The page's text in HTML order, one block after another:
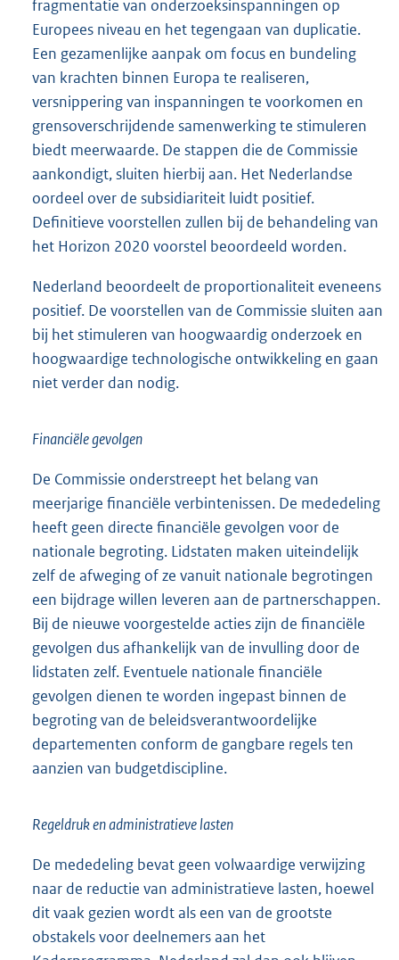
fragmentatie van onderzoeksinspanningen op
Europees niveau en het tegengaan van duplicatie.
Een gezamenlijke aanpak om focus en bundeling
van krachten binnen Europa te realiseren,
versnippering van inspanningen te voorkomen en
grensoverschrijdende samenwerking te stimuleren
biedt meerwaarde. De stappen die de Commissie
aankondigt, sluiten hierbij aan. Het Nederlandse
oordeel over de subsidiariteit luidt positief.
Definitieve voorstellen zullen bij de behandeling van
het Horizon 2020 voorstel beoordeeld worden.
Nederland beoordeelt de proportionaliteit eveneens
positief. De voorstellen van de Commissie sluiten aan
bij het stimuleren van hoogwaardig onderzoek en
hoogwaardige technologische ontwikkeling en gaan
niet verder dan nodig.
Financiële gevolgen
De Commissie onderstreept het belang van
meerjarige financiële verbintenissen. De mededeling
heeft geen directe financiële gevolgen voor de
nationale begroting. Lidstaten maken uiteindelijk
zelf de afweging of ze vanuit nationale begrotingen
een bijdrage willen leveren aan de partnerschappen.
Bij de nieuwe voorgestelde acties zijn de financiële
gevolgen dus afhankelijk van de invulling door de
lidstaten zelf. Eventuele nationale financiële
gevolgen dienen te worden ingepast binnen de
begroting van de beleidsverantwoordelijke
departementen conform de gangbare regels ten
aanzien van budgetdiscipline.
Regeldruk en administratieve lasten
De mededeling bevat geen volwaardige verwijzing
naar de reductie van administratieve lasten, hoewel
dit vaak gezien wordt als een van de grootste
obstakels voor deelnemers aan het